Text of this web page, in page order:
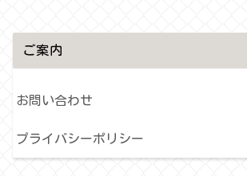
ご案内
お問い合わせ
プライバシーポリシー